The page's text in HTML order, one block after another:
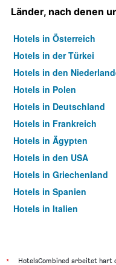
Länder, nach denen
Hotels in Österreich
Hotels in der Türkei
Hotels in den
Hotels in Polen
Hotels in Deutschland
Hotels in Frankreich
Hotels in Ägypten
Hotels in den USA
Hotels in Griechenland
Hotels in Spanien
Hotels in Italien
* HotelsCombined arbeitet hart